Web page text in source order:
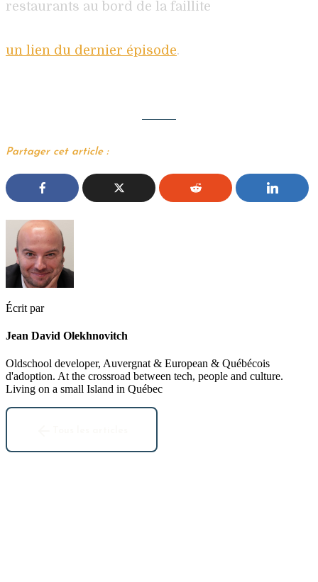
restaurants au bord de la faillite
un lien du dernier épisode.
Partager cet article :
Écrit par
Jean David Olekhnovitch
Oldschool developer, Auvergnat & European & Québécois
d'adoption. At the crossroad between tech, people and culture.
Living on a small Island in Québec